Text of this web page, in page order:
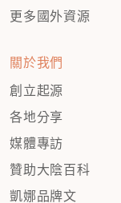
更多國外資源
關於我們
創立起源
各地分享
媒體專訪
贊助大陰百科
凱娜品牌文